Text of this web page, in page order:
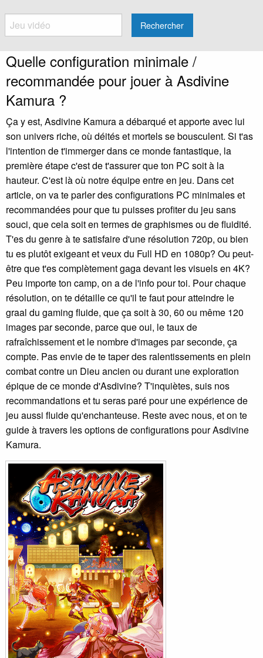
Rechercher
Quelle configuration minimale /
recommandée pour jouer à Asdivine
Kamura ?
Ça y est, Asdivine Kamura a débarqué et apporte avec lui
son univers riche, où déités et mortels se bousculent. Si t'as
l'intention de t'immerger dans ce monde fantastique, la
première étape c'est de t'assurer que ton PC soit à la
hauteur. C'est là où notre équipe entre en jeu. Dans cet
article, on va te parler des configurations PC minimales et
recommandées pour que tu puisses profiter du jeu sans
souci, que cela soit en termes de graphismes ou de fluidité.
T'es du genre à te satisfaire d'une résolution 720p, ou bien
tu es plutôt exigeant et veux du Full HD en 1080p? Ou peut-
être que t'es complètement gaga devant les visuels en 4K?
Peu importe ton camp, on a de l'info pour toi. Pour chaque
résolution, on te détaille ce qu'il te faut pour atteindre le
graal du gaming fluide, que ça soit à 30, 60 ou même 120
images par seconde, parce que oui, le taux de
rafraîchissement et le nombre d'images par seconde, ça
compte. Pas envie de te taper des ralentissements en plein
combat contre un Dieu ancien ou durant une exploration
épique de ce monde d'Asdivine? T'inquiètes, suis nos
recommandations et tu seras paré pour une expérience de
jeu aussi fluide qu'enchanteuse. Reste avec nous, et on te
guide à travers les options de configurations pour Asdivine
Kamura.